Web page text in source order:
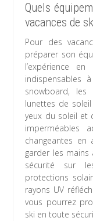
Quels
vacances de
Pour des
préparer son
l’expérience
indispensables
snowboard, les
lunettes de
yeux du soleil et
imperméables
changeantes
garder les mains
sécurité sur
protections
rayons UV
vous pourrez
ski en toute